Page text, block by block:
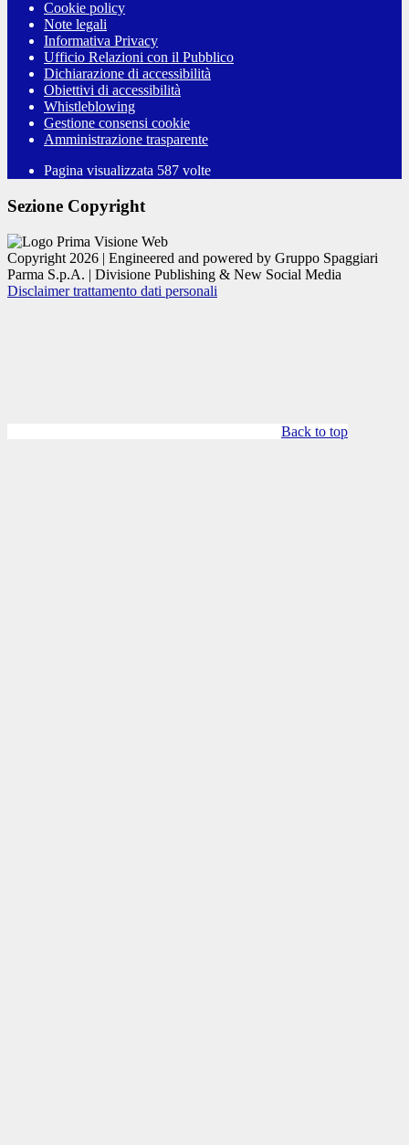
Cookie policy
Note legali
Informativa Privacy
Ufficio Relazioni con il Pubblico
Dichiarazione di accessibilità
Obiettivi di accessibilità
Whistleblowing
Gestione consensi cookie
Amministrazione trasparente
Pagina visualizzata 587 volte
Sezione Copyright
Copyright 2026 | Engineered and powered by Gruppo Spaggiari
Parma S.p.A. | Divisione Publishing & New Social Media
Disclaimer trattamento dati personali
Back to top